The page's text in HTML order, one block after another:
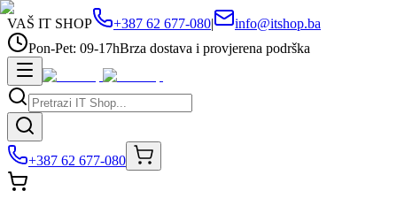
VAŠ IT SHOP +387 62 677-080|
info@itshop.ba
Pon-Pet: 09-17hBrza dostava i provjerena podrška
+387 62 677-080